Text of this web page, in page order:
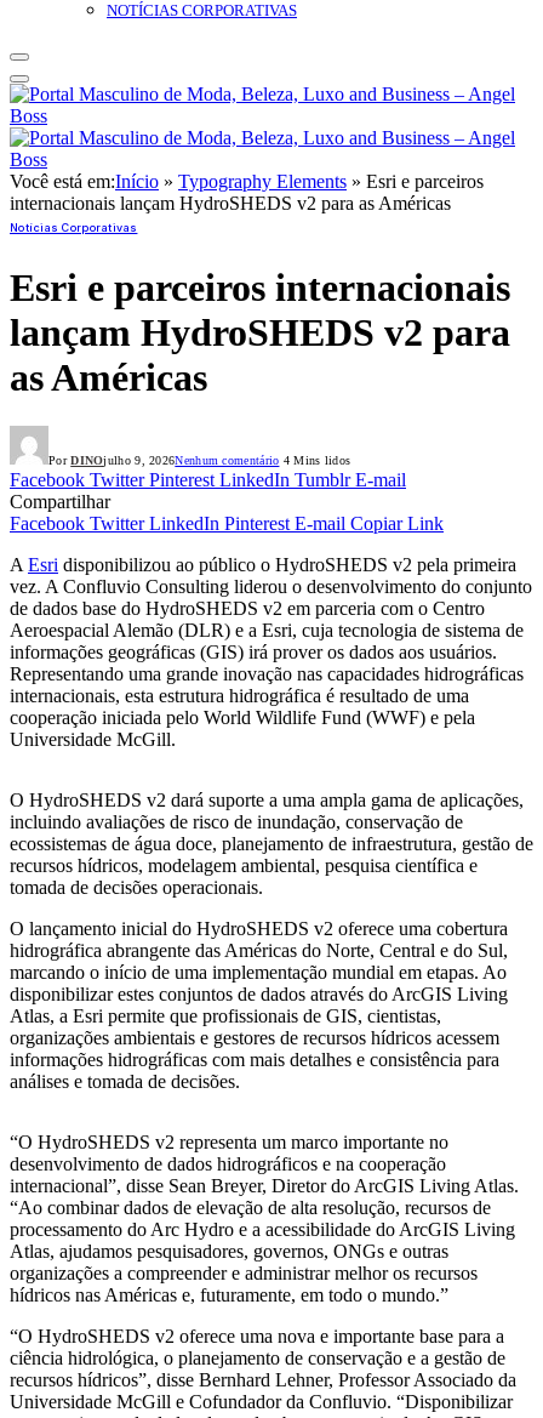
NOTÍCIAS CORPORATIVAS
Você está em:Início » Typography Elements » Esri e parceiros
internacionais lançam HydroSHEDS v2 para as Américas
Notícias Corporativas
Esri e parceiros internacionais
lançam HydroSHEDS v2 para
as Américas
Por DINOjulho 9, 2026Nenhum comentário 4 Mins lidos
Facebook Twitter Pinterest LinkedIn Tumblr E-mail
Compartilhar
Facebook Twitter LinkedIn Pinterest E-mail Copiar Link
A Esri disponibilizou ao público o HydroSHEDS v2 pela primeira
vez. A Confluvio Consulting liderou o desenvolvimento do conjunto
de dados base do HydroSHEDS v2 em parceria com o Centro
Aeroespacial Alemão (DLR) e a Esri, cuja tecnologia de sistema de
informações geográficas (GIS) irá prover os dados aos usuários.
Representando uma grande inovação nas capacidades hidrográficas
internacionais, esta estrutura hidrográfica é resultado de uma
cooperação iniciada pelo World Wildlife Fund (WWF) e pela
Universidade McGill.
O HydroSHEDS v2 dará suporte a uma ampla gama de aplicações,
incluindo avaliações de risco de inundação, conservação de
ecossistemas de água doce, planejamento de infraestrutura, gestão de
recursos hídricos, modelagem ambiental, pesquisa científica e
tomada de decisões operacionais.
O lançamento inicial do HydroSHEDS v2 oferece uma cobertura
hidrográfica abrangente das Américas do Norte, Central e do Sul,
marcando o início de uma implementação mundial em etapas. Ao
disponibilizar estes conjuntos de dados através do ArcGIS Living
Atlas, a Esri permite que profissionais de GIS, cientistas,
organizações ambientais e gestores de recursos hídricos acessem
informações hidrográficas com mais detalhes e consistência para
análises e tomada de decisões.
“O HydroSHEDS v2 representa um marco importante no
desenvolvimento de dados hidrográficos e na cooperação
internacional”, disse Sean Breyer, Diretor do ArcGIS Living Atlas.
“Ao combinar dados de elevação de alta resolução, recursos de
processamento do Arc Hydro e a acessibilidade do ArcGIS Living
Atlas, ajudamos pesquisadores, governos, ONGs e outras
organizações a compreender e administrar melhor os recursos
hídricos nas Américas e, futuramente, em todo o mundo.”
“O HydroSHEDS v2 oferece uma nova e importante base para a
ciência hidrológica, o planejamento de conservação e a gestão de
recursos hídricos”, disse Bernhard Lehner, Professor Associado da
Universidade McGill e Cofundador da Confluvio. “Disponibilizar